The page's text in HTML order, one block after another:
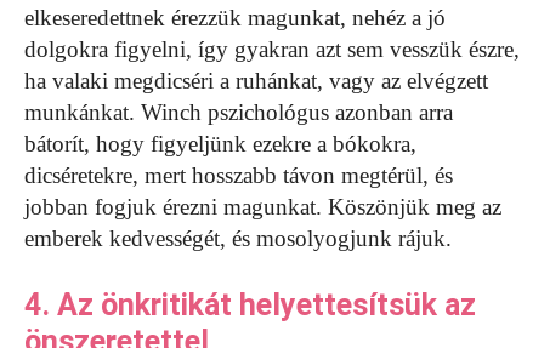
elkeseredettnek érezzük magunkat, nehéz a jó
dolgokra figyelni, így gyakran azt sem vesszük észre,
ha valaki megdicséri a ruhánkat, vagy az elvégzett
munkánkat. Winch pszichológus azonban arra
bátorít, hogy figyeljünk ezekre a bókokra,
dicséretekre, mert hosszabb távon megtérül, és
jobban fogjuk érezni magunkat. Köszönjük meg az
emberek kedvességét, és mosolyogjunk rájuk.
4. Az önkritikát helyettesítsük az
önszeretettel